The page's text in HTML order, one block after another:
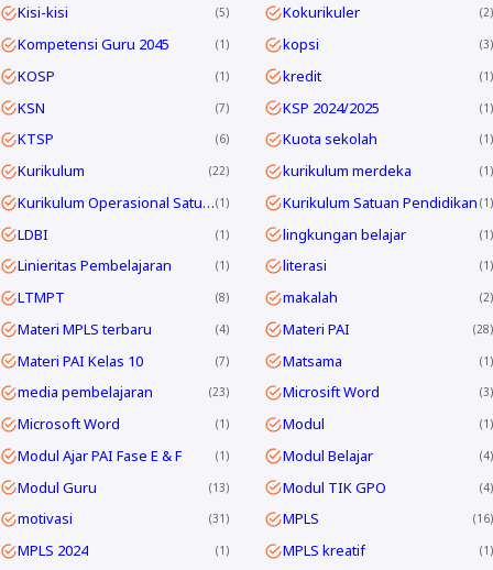
Kisi-kisi 5 Kokurikuler 2
Kompetensi Guru 2045 1 kopsi 3
KOSP 1 kredit 1
KSN 7 KSP 2024/2025 1
KTSP 6 Kuota sekolah 1
Kurikulum 22 kurikulum merdeka 1
Kurikulum Operasional Satuan Pendidikan 1 Kurikulum Satuan Pendidikan 1
LDBI 1 lingkungan belajar 1
Linieritas Pembelajaran 1 literasi 1
LTMPT 8 makalah 2
Materi MPLS terbaru 4 Materi PAI 28
Materi PAI Kelas 10 7 Matsama 1
media pembelajaran 23 Microsift Word 3
Microsoft Word 1 Modul 1
Modul Ajar PAI Fase E & F 1 Modul Belajar 4
Modul Guru 13 Modul TIK GPO 4
motivasi 31 MPLS 16
MPLS 2024 1 MPLS kreatif 1